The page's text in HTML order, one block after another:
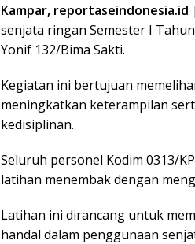
Kampar, reportaseindonesia.id
senjata ringan Semester I
Yonif 132/Bima Sakti.
Kegiatan ini bertujuan
meningkatkan keterampilan
kedisiplinan.
Seluruh personel Kodim 0313/
latihan menembak dengan
Latihan ini dirancang untuk
handal dalam penggunaan